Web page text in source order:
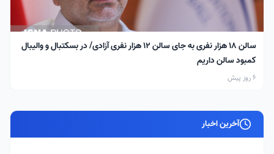
سالن ۱۸ هزار نفری به جای سالن ۱۲ هزار نفری آزادی/ در بسکتبال و والیبال
کمبود سالن داریم
6 روز پیش
آخرین اخبار